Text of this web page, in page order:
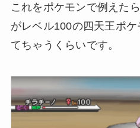
これをポケモンで例えた
がレベル100の四天王ポ
てちゃうくらいです。